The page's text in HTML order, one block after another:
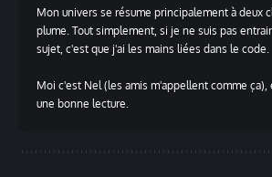
Mon univers se résume principalement à deux
plume. Tout simplement, si je ne suis pas
sujet, c'est que j'ai les mains liées dans le code.
Moi c'est Nel (les amis m'appellent comme ça),
une bonne lecture.